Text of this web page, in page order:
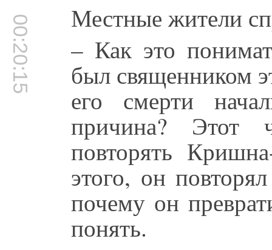
00:20:15
Местные жители
– Как это
был священником
его смерти
причина? Этот
повторять
этого, он
почему он
понять.